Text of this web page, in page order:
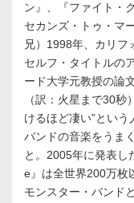
ン』、『ファイト・
セカンズ・トゥ・マ
兄）1998年、カリ
セルフ・タイトルの
ード大学元教授の論
（訳：火星まで30
けるほど凄い”という
バンドの音楽をうま
と。2005年に発表し
e』は全世界200万枚
モンスター・バンド